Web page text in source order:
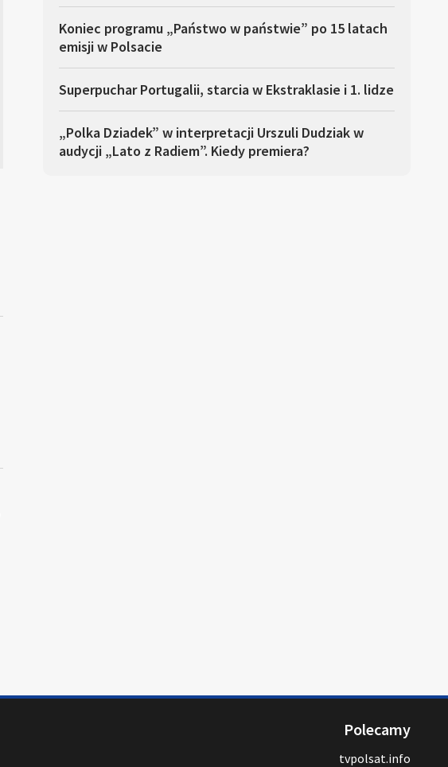
Koniec programu „Państwo w państwie” po 15 latach
emisji w Polsacie
Superpuchar Portugalii, starcia w Ekstraklasie i 1. lidze
„Polka Dziadek” w interpretacji Urszuli Dudziak w
audycji „Lato z Radiem”. Kiedy premiera?
Polecamy
tvpolsat.info